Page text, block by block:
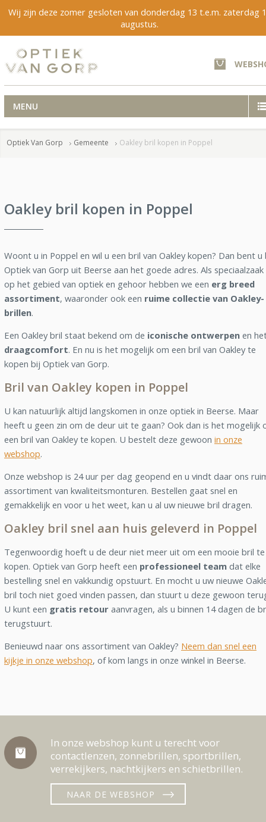
Wij zijn deze zomer gesloten van donderdag 13 t.e.m. zaterdag
augustus.
MENU
Optiek Van Gorp Gemeente Oakley bril kopen in Poppel
Oakley bril kopen in Poppel
Woont u in Poppel en wil u een bril van Oakley kopen? Dan bent u
Optiek van Gorp uit Beerse aan het goede adres. Als speciaalzaak
op het gebied van optiek en gehoor hebben we een erg breed
assortiment, waaronder ook een ruime collectie van Oakley-
brillen.
Een Oakley bril staat bekend om de iconische ontwerpen en
draagcomfort. En nu is het mogelijk om een bril van Oakley te
kopen bij Optiek van Gorp.
Bril van Oakley kopen in Poppel
U kan natuurlijk altijd langskomen in onze optiek in Beerse. Maar
heeft u geen zin om de deur uit te gaan? Ook dan is het mogelijk
een bril van Oakley te kopen. U bestelt deze gewoon in onze
webshop.
Onze webshop is 24 uur per dag geopend en u vindt daar ons
assortiment van kwaliteitsmonturen. Bestellen gaat snel en
gemakkelijk en voor u het weet, kan u al uw nieuwe bril dragen.
Oakley bril snel aan huis geleverd in Poppel
Tegenwoordig hoeft u de deur niet meer uit om een mooie bril te
kopen. Optiek van Gorp heeft een professioneel team dat elke
bestelling snel en vakkundig opstuurt. En mocht u uw nieuwe
bril toch niet goed vinden passen, dan stuurt u deze gewoon
U kunt een gratis retour aanvragen, als u binnen 14 dagen de
terugstuurt.
Benieuwd naar ons assortiment van Oakley? Neem dan snel een
kijkje in onze webshop, of kom langs in onze winkel in Beerse.
In onze webshop kunt u terecht voor
contactlenzen, zonnebrillen, sportbrillen,
verrekijkers, nachtkijkers en schietbrillen.
NAAR DE WEBSHOP